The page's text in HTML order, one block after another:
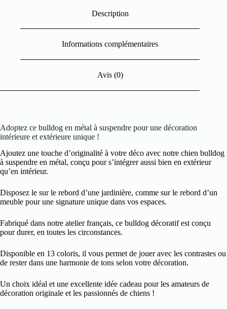
Description
Informations complémentaires
Avis (0)
Adoptez ce bulldog en métal à suspendre pour une décoration
intérieure et extérieure unique !
Ajoutez une touche d’originalité à votre déco avec notre chien bulldog
à suspendre en métal, conçu pour s’intégrer aussi bien en extérieur
qu’en intérieur.
Disposez le sur le rebord d’une jardinière, comme sur le rebord d’un
meuble pour une signature unique dans vos espaces.
Fabriqué dans notre atelier français, ce bulldog décoratif est conçu
pour durer, en toutes les circonstances.
Disponible en 13 coloris, il vous permet de jouer avec les contrastes ou
de rester dans une harmonie de tons selon votre décoration.
Un choix idéal et une excellente idée cadeau pour les amateurs de
décoration originale et les passionnés de chiens !